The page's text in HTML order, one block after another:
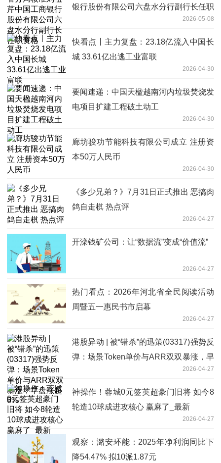
银行股份有限公司六盘水分行副行长任职
2026-05-08
快看点丨主力复盘：23.18亿流入中国长
城 33.61亿出逃工业富联
2026-04-30
要闻速递：中国天楹越南河内垃圾焚烧发
电项目扩建工程破土动工
2026-04-30
廊坊骏功节能科技有限公司成立 注册资
本50万人民币
2026-04-30
《多少兄弟？》7月31日正式推出 恶搞肉
鸽自走棋 热点评
2026-04-27
开滦钱矿公司：让“数据流”变成“价值流”
2026-04-27
热门看点：2026年河北省全民阅读活动
周暨五一惠民书市启幕
2026-04-27
港股异动 | 被“错杀”的迅策(03317)强势反
弹：场景Token单价与ARR双双暴涨，早
2026-04-27
神操作！蓉城0元签英超豪门旧将 如今8
轮造10球成进攻核心 赢麻了_最新
2026-04-27
观察：潞安环能：2025年净利润同比下
降54.47% 拟10派1.87元